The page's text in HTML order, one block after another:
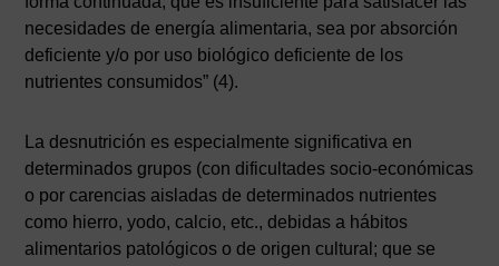
necesidades de energía alimentaria, sea por absorción
deficiente y/o por uso biológico deficiente de los
nutrientes consumidos” (4).
La desnutrición es especialmente significativa en
determinados grupos (con dificultades socio-económicas
o por carencias aisladas de determinados nutrientes
como hierro, yodo, calcio, etc., debidas a hábitos
alimentarios patológicos o de origen cultural; que se